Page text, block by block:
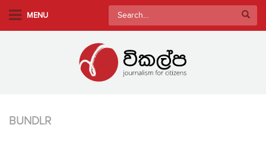
MENU
Search
for:
BUNDLR